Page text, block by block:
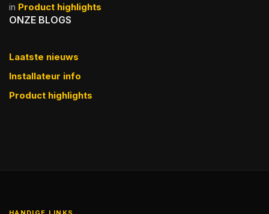
in Product highlights
ONZE BLOGS
Laatste nieuws
Installateur info
Product highlights